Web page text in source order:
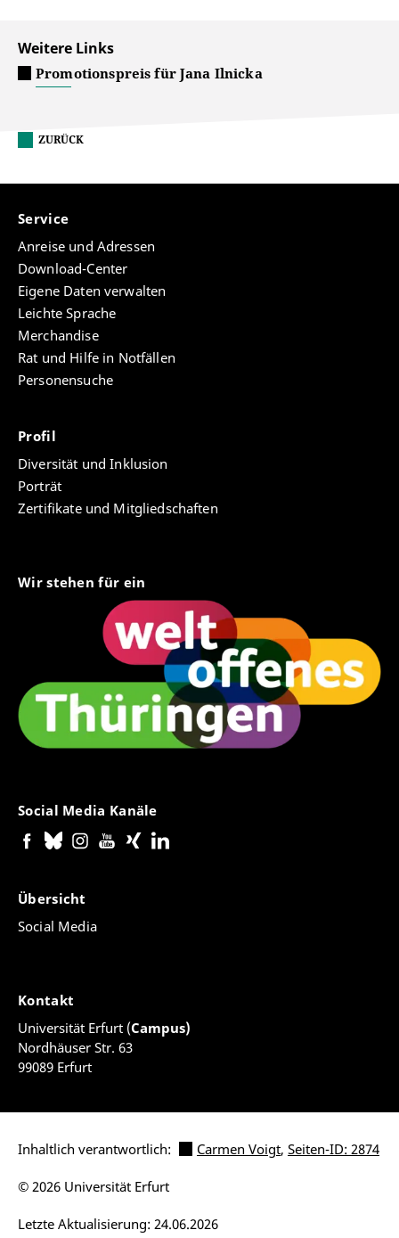
Weitere Links
Promotionspreis für Jana Ilnicka
ZURÜCK
Service
Anreise und Adressen
Download-Center
Eigene Daten verwalten
Leichte Sprache
Merchandise
Rat und Hilfe in Notfällen
Personensuche
Profil
Diversität und Inklusion
Porträt
Zertifikate und Mitgliedschaften
Wir stehen für ein
Social Media Kanäle
Übersicht
Social Media
Kontakt
Universität Erfurt (Campus)
Nordhäuser Str. 63
99089 Erfurt
Inhaltlich verantwortlich: Carmen Voigt, Seiten-ID: 2874
Letzte Aktualisierung: 24.06.2026
© 2026 Universität Erfurt